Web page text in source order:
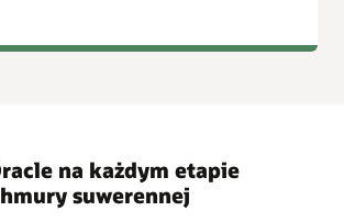
na każdym etapie
suwerennej